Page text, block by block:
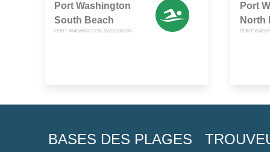
Port Washington
South Beach
PORT WASHINGTON, WISCONSIN
Port
North
PORT
BASES DES PLAGES